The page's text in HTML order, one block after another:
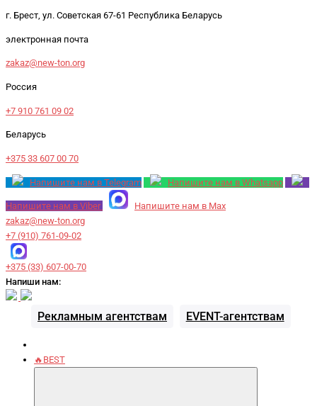
г. Брест, ул. Советская 67-61 Республика Беларусь
электронная почта
zakaz@new-ton.org
Россия
+7 910 761 09 02
Беларусь
+375 33 607 00 70
Напишите нам в Telegram Напишите нам в Whatsapp
Напишите нам в Viber
Напишите нам в Max
zakaz@new-ton.org
+7 (910) 761-09-02
+375 (33) 607-00-70
Напиши нам:
Рекламным агентствам EVENT-агентствам
🔥BEST